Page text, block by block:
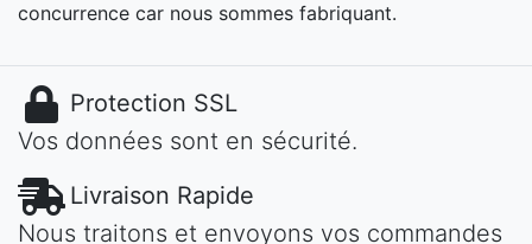
concurrence car nous sommes fabriquant.
Protection SSL
Vos données sont en sécurité.
Livraison Rapide
Nous traitons et envoyons vos commandes